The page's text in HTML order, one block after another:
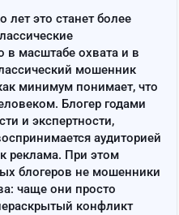
лет это станет более
масштабе охвата и в
мошенник
минимум понимает, что
Блогер годами
и экспертности,
аудиторией
реклама. При этом
блогеров не мошенники
чаще они просто
конфликт